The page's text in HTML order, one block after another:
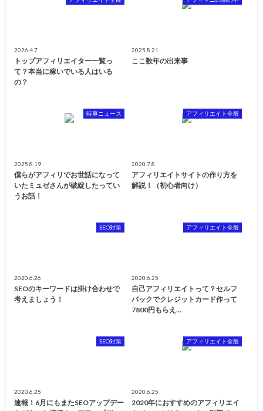
2026.4.7
トップアフィリエイター一覧っ
て？本当に稼いでいる人はいる
の？
2025.8.21
ここ数年の出来事
時事ニュース
2025.8.19
僕らがアフィリでお世話になって
いたミュゼさんが破綻したってい
うお話！
アフィリエイト全般
2020.7.8
アフィリエイトサイトの作り方を
解説！（初心者向け）
SEO対策
2020.6.26
SEOのキーワードは掛け合わせで
考えましょう！
アフィリエイト全般
2020.6.25
自己アフィリエイトって？セルフ
バックでクレジットカード作って
7800円もらえ…
SEO対策
2020.6.25
速報！6月にもまたSEOアップデー
アフィリエイト全般
2020.6.25
2020年におすすめのアフィリエイ